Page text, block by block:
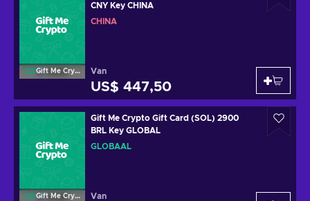
Gift Me Crypto
CNY Key CHINA
CHINA
Van
US$ 447,50
Gift Me Crypto
Gift Me Crypto Gift Card (SOL) 2900
BRL Key GLOBAL
GLOBAAL
Van